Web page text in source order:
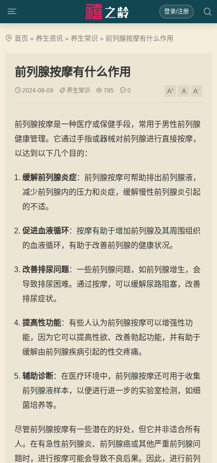
登录/注册
首页 » 养生资讯 » 养生常识 » 前列腺按摩有什么作用
前列腺按摩有什么作用
2024-08-09 养生常识 785 0 A⁺ A A⁻
前列腺按摩是一种医疗或保健手段，常用于男性前列腺
健康管理。它通过手指或器械对前列腺进行直接按摩，
以达到以下几个目的：
缓解前列腺炎症：前列腺按摩可帮助排出前列腺液，
减少前列腺内的压力和炎症，缓解慢性前列腺炎引起
的不适。
促进血液循环：按摩有助于增加前列腺及其周围组织
的血液循环，有助于改善前列腺的健康状况。
改善排尿问题：一些前列腺问题，如前列腺增生，会
导致排尿困难。通过按摩，可以缓解尿路阻塞，改善
排尿症状。
提高性功能：有些人认为前列腺按摩可以增强性功
能，因为它可以提高性欲、改善勃起功能，并有助于
缓解由前列腺疾病引起的性交疼痛。
辅助诊断：在医疗环境中，前列腺按摩还可用于收集
前列腺液样本，以便进行进一步的实验室检测，如细
菌培养等。
尽管前列腺按摩有一些潜在的好处，但它并非适合所有
人。在有急性前列腺炎、前列腺癌或其他严重前列腺问
题时，进行按摩可能会导致不良后果。因此，进行前列